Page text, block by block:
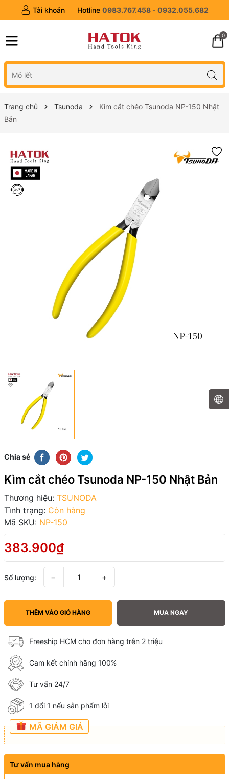
Tài khoản Hotline 0983.767.458 - 0932.055.682
0
Trang chủ Tsunoda
Kìm cắt chéo Tsunoda NP-150 Nhật
Bản
Chia sẻ
Kìm cắt chéo Tsunoda NP-150 Nhật Bản
Thương hiệu: TSUNODA
Tình trạng: Còn hàng
Mã SKU: NP-150
383.900₫
Số lượng: − +
THÊM VÀO GIỎ HÀNG MUA NGAY
Freeship HCM cho đơn hàng trên 2 triệu
Cam kết chính hãng 100%
Tư vấn 24/7
1 đổi 1 nếu sản phẩm lỗi
MÃ GIẢM GIÁ
Tư vấn mua hàng